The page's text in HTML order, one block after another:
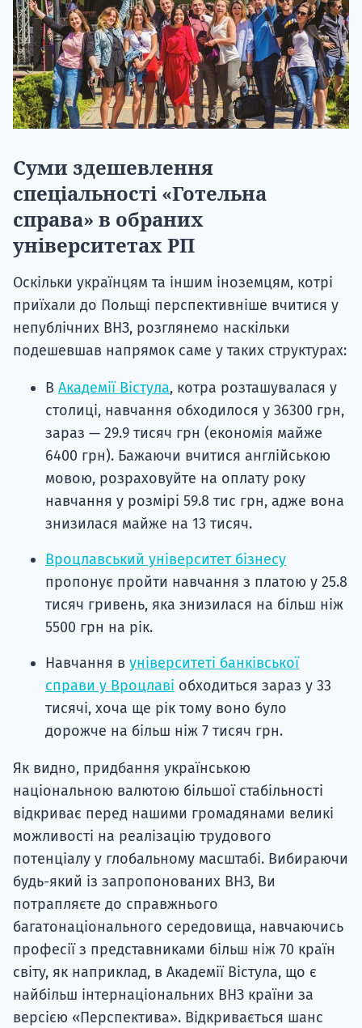
Суми здешевлення
спеціальності «Готельна
справа» в обраних
університетах РП
Оскільки українцям та іншим іноземцям, котрі
приїхали до Польщі перспективніше вчитися у
непублічних ВНЗ, розглянемо наскільки
подешевшав напрямок саме у таких структурах:
В Академії Вістула, котра розташувалася у
столиці, навчання обходилося у 36300 грн,
зараз — 29.9 тисяч грн (економія майже
6400 грн). Бажаючи вчитися англійською
мовою, розраховуйте на оплату року
навчання у розмірі 59.8 тис грн, адже вона
знизилася майже на 13 тисяч.
Вроцлавський університет бізнесу
пропонує пройти навчання з платою у 25.8
тисяч гривень, яка знизилася на більш ніж
5500 грн на рік.
Навчання в університеті банківської
справи у Вроцлаві обходиться зараз у 33
тисячі, хоча ще рік тому воно було
дорожче на більш ніж 7 тисяч грн.
Як видно, придбання українською
національною валютою більшої стабільності
відкриває перед нашими громадянами великі
можливості на реалізацію трудового
потенціалу у глобальному масштабі. Вибираючи
будь-який із запропонованих ВНЗ, Ви
потрапляєте до справжнього
багатонаціонального середовища, навчаючись
професії з представниками більш ніж 70 країн
світу, як наприклад, в Академії Вістула, що є
найбільш інтернаціональних ВНЗ країни за
версією «Перспектива». Відкривається шанс